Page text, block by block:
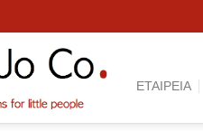
ΕΤΑΙΡΕΙΑ